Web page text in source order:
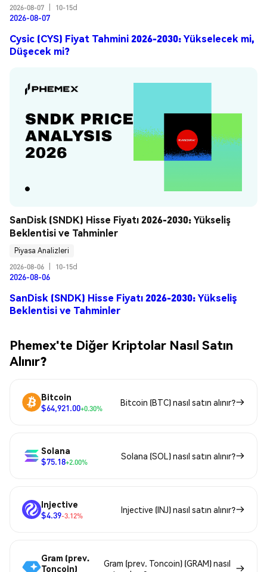
2026-08-07
10-15d
2026-08-07
Cysic (CYS) Fiyat Tahmini 2026-2030: Yükselecek mi,
Düşecek mi?
SanDisk (SNDK) Hisse Fiyatı 2026-2030: Yükseliş
Beklentisi ve Tahminler
Piyasa Analizleri
2026-08-06
10-15d
2026-08-06
SanDisk (SNDK) Hisse Fiyatı 2026-2030: Yükseliş
Beklentisi ve Tahminler
Phemex'te Diğer Kriptolar Nasıl Satın
Alınır?
Bitcoin
$64,921.00+0.30%
Bitcoin (BTC) nasıl satın alınır?
Solana
$75.18+2.00%
Solana (SOL) nasıl satın alınır?
Injective
$4.39-3.12%
Injective (INJ) nasıl satın alınır?
Gram (prev.
Toncoin)
Gram (prev. Toncoin) (GRAM) nasıl